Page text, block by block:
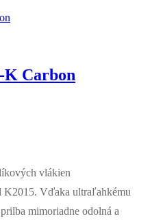
Carbon
vlákien
K2015. Vďaka ultraľahkému
mimoriadne odolná a